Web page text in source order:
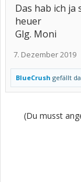
Das hab ich ja
heuer
Glg. Moni
7. Dezember 2019
BlueCrush gefällt
(Du musst